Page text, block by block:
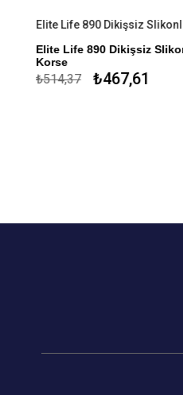
Elite Life 890 Dikişsiz
Korse
Özel Tasarım
Mikro
₺467,61
₺514,37